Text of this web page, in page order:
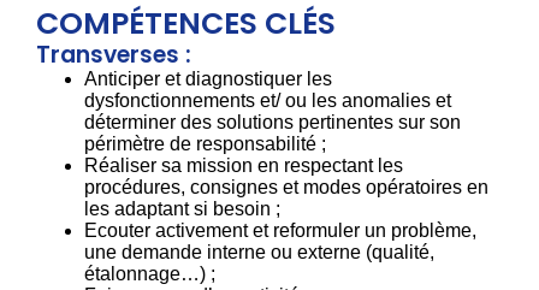
COMPÉTENCES CLÉS
Transverses :
Anticiper et diagnostiquer les
dysfonctionnements et/ ou les anomalies et
déterminer des solutions pertinentes sur son
périmètre de responsabilité ;
Réaliser sa mission en respectant les
procédures, consignes et modes opératoires en
les adaptant si besoin ;
Ecouter activement et reformuler un problème,
une demande interne ou externe (qualité,
étalonnage…) ;